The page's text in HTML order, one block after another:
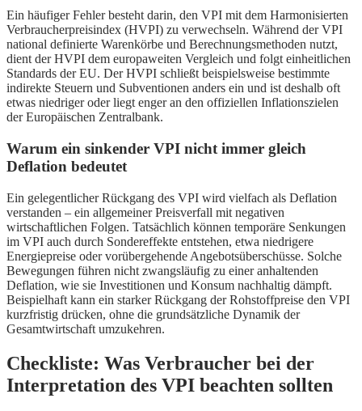
Ein häufiger Fehler besteht darin, den VPI mit dem Harmonisierten
Verbraucherpreisindex (HVPI) zu verwechseln. Während der VPI
national definierte Warenkörbe und Berechnungsmethoden nutzt,
dient der HVPI dem europaweiten Vergleich und folgt einheitlichen
Standards der EU. Der HVPI schließt beispielsweise bestimmte
indirekte Steuern und Subventionen anders ein und ist deshalb oft
etwas niedriger oder liegt enger an den offiziellen Inflationszielen
der Europäischen Zentralbank.
Warum ein sinkender VPI nicht immer gleich
Deflation bedeutet
Ein gelegentlicher Rückgang des VPI wird vielfach als Deflation
verstanden – ein allgemeiner Preisverfall mit negativen
wirtschaftlichen Folgen. Tatsächlich können temporäre Senkungen
im VPI auch durch Sondereffekte entstehen, etwa niedrigere
Energiepreise oder vorübergehende Angebotsüberschüsse. Solche
Bewegungen führen nicht zwangsläufig zu einer anhaltenden
Deflation, wie sie Investitionen und Konsum nachhaltig dämpft.
Beispielhaft kann ein starker Rückgang der Rohstoffpreise den VPI
kurzfristig drücken, ohne die grundsätzliche Dynamik der
Gesamtwirtschaft umzukehren.
Checkliste: Was Verbraucher bei der
Interpretation des VPI beachten sollten